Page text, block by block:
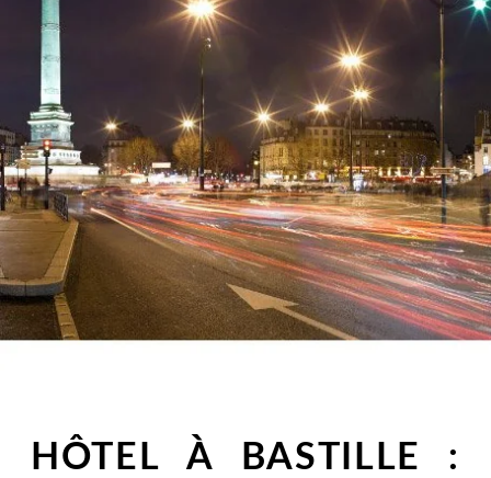
HÔTEL À BASTILLE :